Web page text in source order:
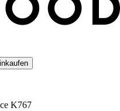
K767